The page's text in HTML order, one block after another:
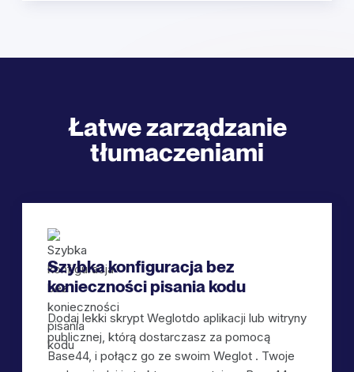
Łatwe zarządzanie
tłumaczeniami
Szybka konfiguracja bez
konieczności pisania kodu
Dodaj lekki skrypt Weglotdo aplikacji lub witryny
publicznej, którą dostarczasz za pomocą
Base44, i połącz go ze swoim Weglot . Twoje